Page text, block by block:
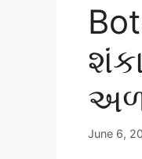
June 6,